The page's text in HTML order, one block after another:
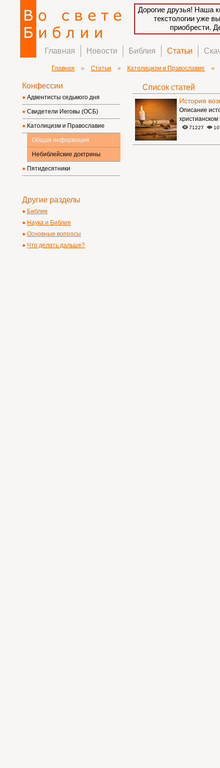
Дорогие друзья! Наша
текстологии уже
приобрести.
Главная Новости Библия Статьи
Главная » Статьи » Католицизм и Православие »
Список статей
История
Описание
71227
Конфессии
Адвентисты седьмого дня
Свидетели Иеговы (ОСБ)
Католицизм и Православие
Общая информация
Небиблейские доктрины
Пятидесятники
Другие разделы
Библия
Наука и Библия
Основные вопросы
Что делать дальше?